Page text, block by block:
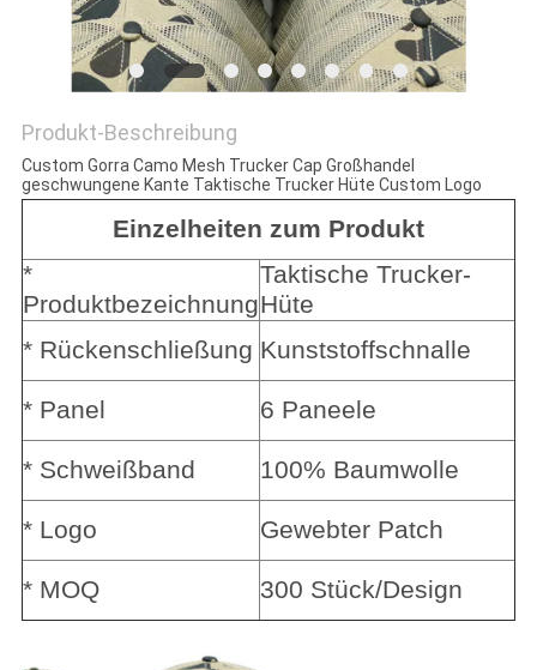
Produkt-Beschreibung
Custom Gorra Camo Mesh Trucker Cap Großhandel
geschwungene Kante Taktische Trucker Hüte Custom Logo
Einzelheiten zum Produkt
*
Produktbezeichnung
Taktische Trucker-
Hüte
* Rückenschließung Kunststoffschnalle
* Panel 6 Paneele
* Schweißband 100% Baumwolle
* Logo Gewebter Patch
* MOQ 300 Stück/Design